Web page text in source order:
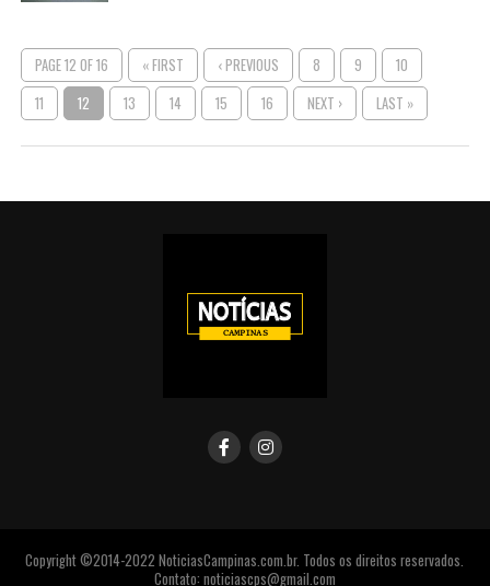
PAGE 12 OF 16 « FIRST ‹ PREVIOUS 8 9
10
11
12 13 14 15 16 NEXT › LAST »
Copyright ©2014-2022 NoticiasCampinas.com.br. Todos os direitos reservados.
Contato: noticiascps@gmail.com